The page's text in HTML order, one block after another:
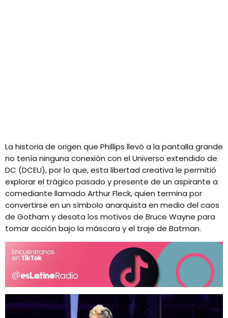
La historia de origen que Phillips llevó a la pantalla grande
no tenía ninguna conexión con el Universo extendido de
DC (DCEU), por lo que, esta libertad creativa le permitió
explorar el trágico pasado y presente de un aspirante a
comediante llamado Arthur Fleck, quien termina por
convertirse en un símbolo anarquista en medio del caos
de Gotham y desata los motivos de Bruce Wayne para
tomar acción bajo la máscara y el traje de Batman.